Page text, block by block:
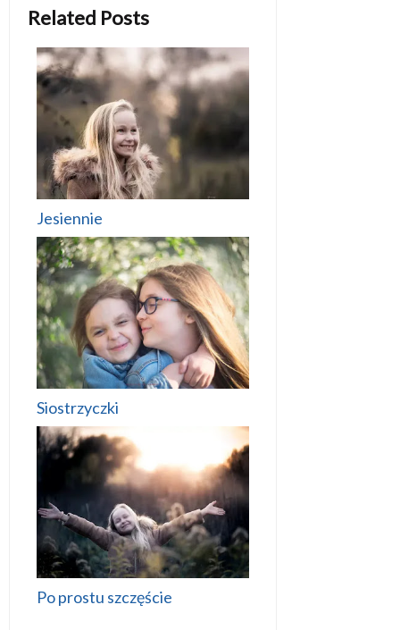
Related Posts
Jesiennie
Siostrzyczki
Po prostu szczęście